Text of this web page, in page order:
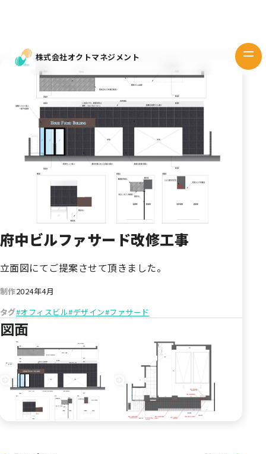
株式会社オクトマネジメント
当社の想い
Our mind
企業情報
Company
お問い
合わせ
府中ビルファサード改修工事
立面図にてご提案させて頂きました。
制作2024年4月
タグ#オフィスビル#デザイン#ファサード
図面